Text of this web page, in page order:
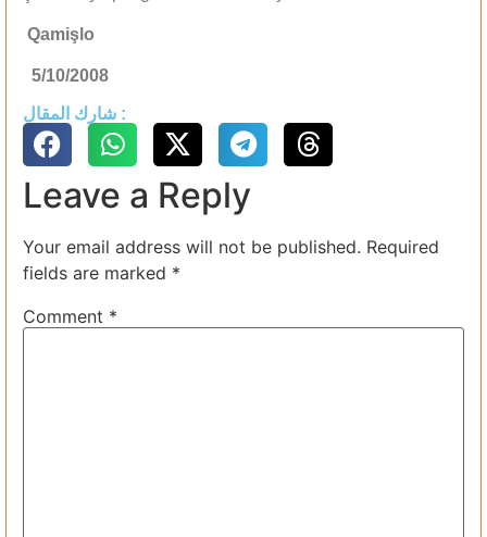
Qamişlo
5/10/2008
شارك المقال :
Leave a Reply
Your email address will not be published. Required
fields are marked *
Comment *